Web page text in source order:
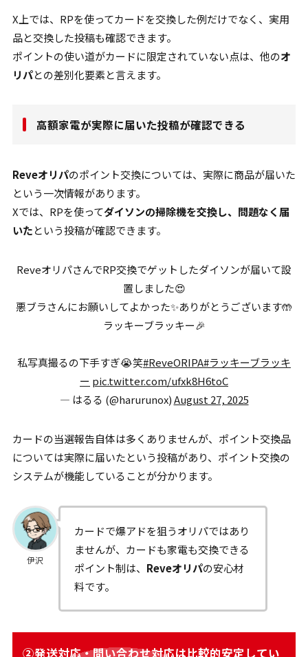
X上では、RPを使ってカードを交換した例だけでなく、実用
品と交換した投稿も確認できます。
ポイントの使い道がカードに限定されていない点は、他のオ
リパとの差別化要素と言えます。
高額家電が実際に届いた投稿が確認できる
Reveオリパのポイント交換については、実際に商品が届いた
という一次情報があります。
Xでは、RPを使ってダイソンの掃除機を交換し、問題なく届
いたという投稿が確認できます。
ReveオリパさんでRP交換でゲットしたダイソンが届いて設
置しました😍
悪ブラさんにお願いしてよかった✨ありがとうございます🤲
ラッキーブラッキー🎉
私写真撮るの下手すぎ😭笑#ReveORIPA#ラッキーブラッキ
ー pic.twitter.com/ufxk8H6toC
— はるる (@harurunox)August 27, 2025
カードの当選報告自体は多くありませんが、ポイント交換品
については実際に届いたという投稿があり、ポイント交換の
システムが機能していることが分かります。
伊沢
カードで爆アドを狙うオリパではあり
ませんが、カードも家電も交換できる
ポイント制は、 Reveオリパの安心材
料です。
②発送対応・問い合わせ対応は比較的安定してい